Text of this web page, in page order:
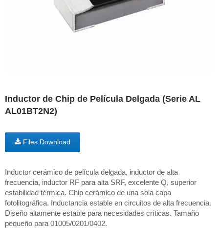
Inductor de Chip de Película Delgada (Serie AL
AL01BT2N2)
Files Download
Inductor cerámico de película delgada, inductor de alta
frecuencia, inductor RF para alta SRF, excelente Q, superior
estabilidad térmica. Chip cerámico de una sola capa
fotolitográfica. Inductancia estable en circuitos de alta frecuencia.
Diseño altamente estable para necesidades críticas. Tamaño
pequeño para 01005/0201/0402.